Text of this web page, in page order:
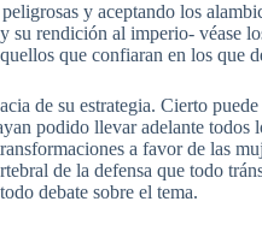
y aceptando los
rendición al imperio- véase
que confiaran en los que
de su estrategia. Cierto puede
podido llevar adelante todos
a favor de las
de la defensa que todo
debate sobre el tema.